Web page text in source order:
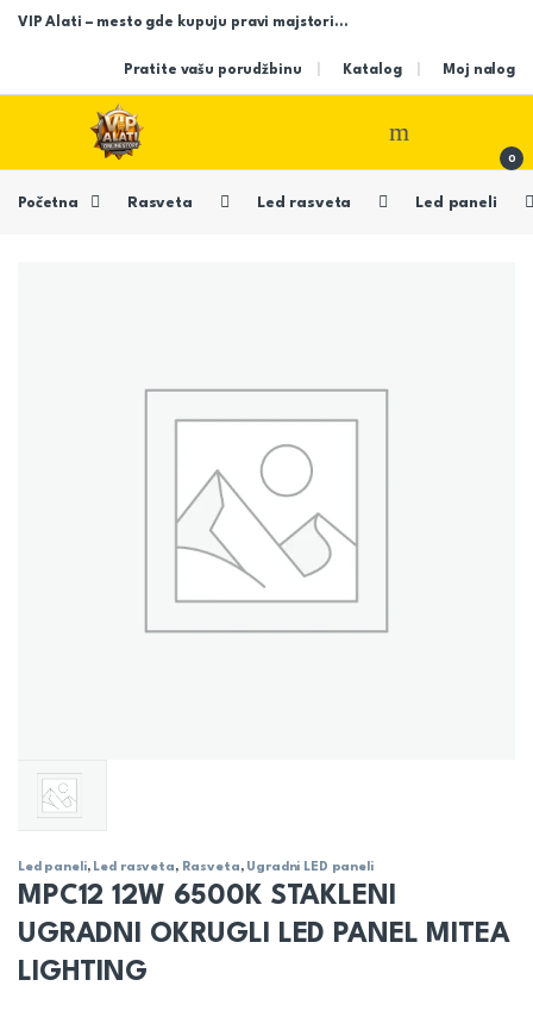
Skip to navigation
Skip to content
VIP Alati – mesto gde kupuju pravi majstori…
Pratite vašu porudžbinu Katalog Moj nalog
0
Početna Rasveta Led rasveta Led paneli
Led paneli, Led rasveta, Rasveta, Ugradni LED paneli
MPC12 12W 6500K STAKLENI
UGRADNI OKRUGLI LED PANEL MITEA
LIGHTING